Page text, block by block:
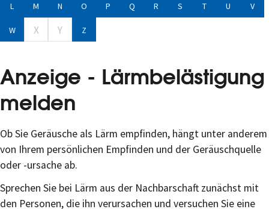
L M N O P Q R S T U V
W X Y Z
Anzeige - Lärmbelästigung
melden
Ob Sie Geräusche als Lärm empfinden, hängt unter anderem
von Ihrem persönlichen Empfinden und der Geräuschquelle
oder -ursache ab.
Sprechen Sie bei Lärm aus der Nachbarschaft zunächst mit
den Personen, die ihn verursachen und versuchen Sie eine